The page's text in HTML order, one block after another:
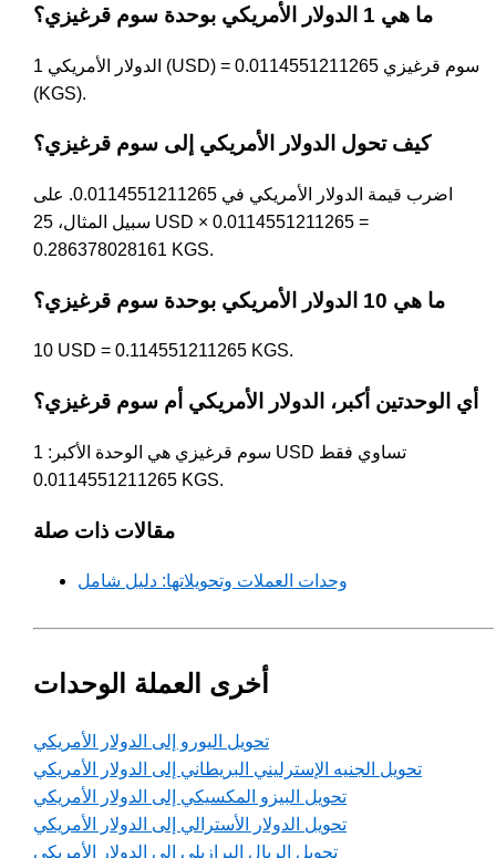
ما هي 1 الدولار الأمريكي بوحدة سوم قرغيزي؟
1 الدولار الأمريكي (USD) = 0.0114551211265 سوم قرغيزي
(KGS).
كيف تحول الدولار الأمريكي إلى سوم قرغيزي؟
اضرب قيمة الدولار الأمريكي في 0.0114551211265. على
سبيل المثال، 25 USD × 0.0114551211265 =
0.286378028161 KGS.
ما هي 10 الدولار الأمريكي بوحدة سوم قرغيزي؟
10 USD = 0.114551211265 KGS.
أي الوحدتين أكبر، الدولار الأمريكي أم سوم قرغيزي؟
سوم قرغيزي هي الوحدة الأكبر: 1 USD تساوي فقط
0.0114551211265 KGS.
مقالات ذات صلة
وحدات العملات وتحويلاتها: دليل شامل
أخرى العملة الوحدات
تحويل اليورو إلى الدولار الأمريكي
تحويل الجنيه الإسترليني البريطاني إلى الدولار الأمريكي
تحويل البيزو المكسيكي إلى الدولار الأمريكي
تحويل الدولار الأسترالي إلى الدولار الأمريكي
تحويل الريال البرازيلي إلى الدولار الأمريكي